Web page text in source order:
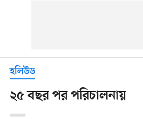
হলিউড
২৫ বছর পর পরিচালনায়